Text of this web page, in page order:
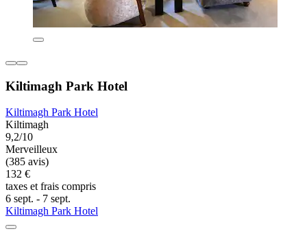
Kiltimagh Park Hotel
Kiltimagh Park Hotel
Kiltimagh
9,2/10
Merveilleux
(385 avis)
132 €
taxes et frais compris
6 sept. - 7 sept.
Kiltimagh Park Hotel